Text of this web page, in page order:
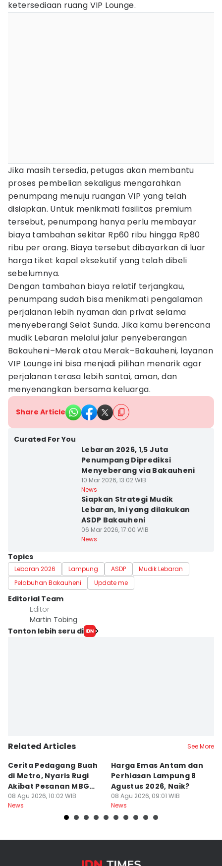
ketersediaan ruang VIP Lounge.
Jika masih tersedia, petugas akan membantu
proses pembelian sekaligus mengarahkan
penumpang menuju ruangan VIP yang telah
disiapkan. Untuk menikmati fasilitas premium
tersebut, penumpang hanya perlu membayar
biaya tambahan sekitar Rp60 ribu hingga Rp80
ribu per orang. Biaya tersebut dibayarkan di luar
harga tiket kapal eksekutif yang telah dibeli
sebelumnya.
Dengan tambahan biaya relatif terjangkau,
penumpang sudah bisa menikmati pengalaman
perjalanan lebih nyaman dan privat selama
menyeberangi Selat Sunda. Jika kamu berencana
mudik Lebaran melalui jalur penyeberangan
Bakauheni–Merak atau Merak–Bakauheni, layanan
VIP Lounge ini bisa menjadi pilihan menarik agar
perjalanan terasa lebih santai, aman, dan
menyenangkan bersama keluarga.
Share Article
Curated For You
Lebaran 2026, 1,5 Juta
Penumpang Diprediksi
Menyeberang via Bakauheni
10 Mar 2026, 13:02 WIB
News
Siapkan Strategi Mudik
Lebaran, Ini yang dilakukan
ASDP Bakauheni
06 Mar 2026, 17:00 WIB
News
Topics
Lebaran 2026 Lampung ASDP
Mudik Lebaran
Pelabuhan Bakauheni
Update me
Editorial Team
Editor
Martin Tobing
Tonton lebih seru di
Related Articles See More
Cerita Pedagang Buah
di Metro, Nyaris Rugi
Akibat Pesanan MBG
Batal
08 Agu 2026, 10:02 WIB
News
Harga Emas Antam dan
Perhiasan Lampung 8
Agustus 2026, Naik?
08 Agu 2026, 09:01 WIB
News